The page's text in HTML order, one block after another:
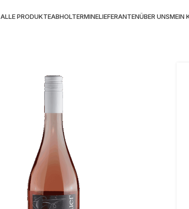
ALLE PRODUKTEABHOLTERMINELIEFERANTENÜBER UNSMEIN